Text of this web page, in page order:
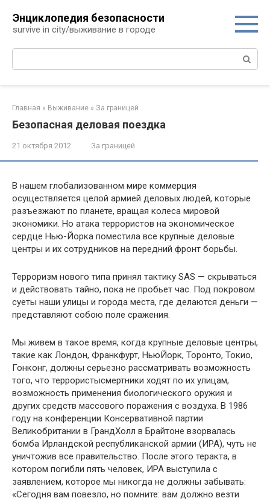
контенту
Энциклопедия безопасности
survive in city/выживание в городе
Поиск:
Главная » Выживание » За границей
Безопасная деловая поездка
21 октября 2012 За границей
В нашем глобализованном мире коммерция
осуществляется целой армией деловых людей, которые
разъезжают по планете, вращая колеса мировой
экономики. Но атака террористов на экономическое
сердце Нью-Йорка поместила все крупные деловые
центры и их сотрудников на передний фронт борьбы.
Терроризм нового типа принял тактику SAS — скрываться
и действовать тайно, пока не пробьет час. Под покровом
суеты наши улицы и города места, где делаются деньги —
представляют собою поле сражения.
Мы живем в такое время, когда крупные деловые центры,
такие как Лондон, Франкфурт, НьюЙорк, Торонто, Токио,
Гонконг, должны серьезно рассматривать возможность
того, что террористысмертники ходят по их улицам,
возможность применения биологического оружия и
других средств массового поражения с воздуха. В 1986
году на конференции Консервативной партии
Великобритании в ГрандХолл в Брайтоне взорвалась
бомба Ирландской республиканской армии (ИРА), чуть не
уничтожив все правительство. После этого теракта, в
котором погибли пять человек, ИРА выступила с
заявлением, которое мы никогда не должны забывать:
«Сегодня вам повезло, но помните: вам должно везти